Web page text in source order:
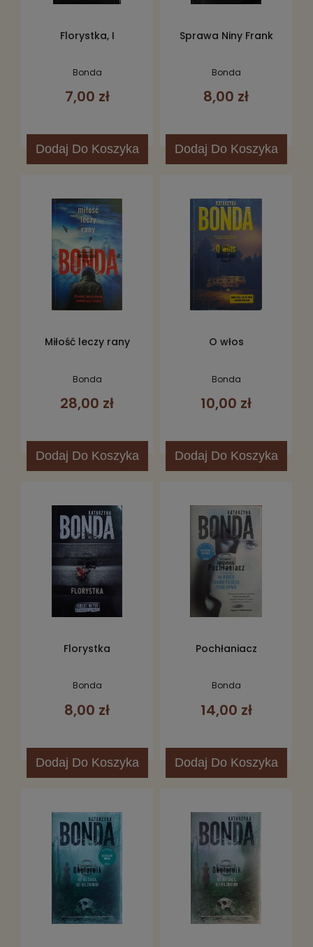
Florystka, I
Bonda
7,00 zł
Dodaj Do Koszyka
Sprawa Niny Frank
Bonda
8,00 zł
Dodaj Do Koszyka
Miłość leczy rany
Bonda
28,00 zł
Dodaj Do Koszyka
O włos
Bonda
10,00 zł
Dodaj Do Koszyka
Florystka
Bonda
8,00 zł
Dodaj Do Koszyka
Pochłaniacz
Bonda
14,00 zł
Dodaj Do Koszyka